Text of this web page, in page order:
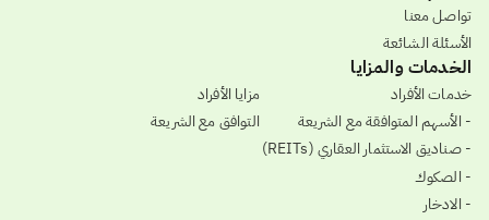
تواصل معنا
الأسئلة الشائعة
الخدمات والمزايا
خدمات الأفراد
- الأسهم المتوافقة مع الشريعة
- صناديق الاستثمار العقاري (REITs)
- الصكوك
- الادخار
مزايا الأفراد
التوافق مع الشريعة